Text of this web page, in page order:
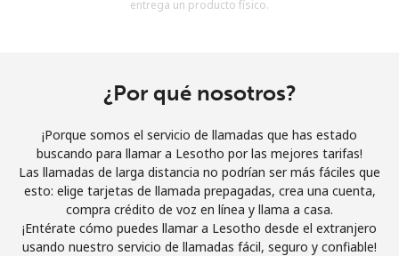
Al abrir una cuenta en este sitio web, estoy de acuerdo con
Únete
¡Hola!
Inicia sesión oREGÍSTRATE →
entrega un producto físico.
¿Por qué nosotros?
¡Porque somos el servicio de llamadas que has estado
buscando para llamar a Lesotho por las mejores tarifas!
Las llamadas de larga distancia no podrían ser más fáciles que
esto: elige tarjetas de llamada prepagadas, crea una cuenta,
compra crédito de voz en línea y llama a casa.
¡Entérate cómo puedes llamar a Lesotho desde el extranjero
usando nuestro servicio de llamadas fácil, seguro y confiable!